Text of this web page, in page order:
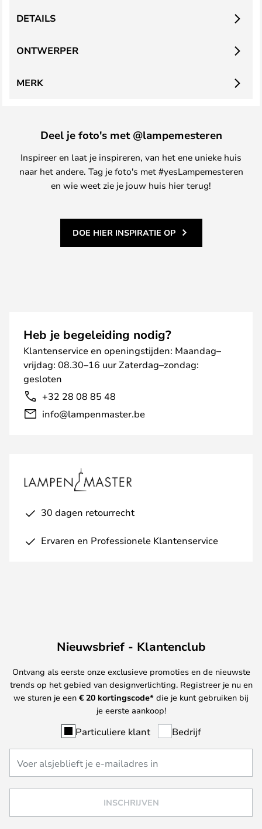
DETAILS
ONTWERPER
MERK
Deel je foto's met @lampemesteren
Inspireer en laat je inspireren, van het ene unieke huis
naar het andere. Tag je foto's met #yesLampemesteren
en wie weet zie je jouw huis hier terug!
DOE HIER INSPIRATIE OP
Heb je begeleiding nodig?
Klantenservice en openingstijden: Maandag–
vrijdag: 08.30–16 uur Zaterdag–zondag:
gesloten
+32 28 08 85 48
info@lampenmaster.be
30 dagen retourrecht
Ervaren en Professionele Klantenservice
Nieuwsbrief - Klantenclub
Ontvang als eerste onze exclusieve promoties en de nieuwste
trends op het gebied van designverlichting. Registreer je nu en
we sturen je een € 20 kortingscode* die je kunt gebruiken bij
je eerste aankoop!
Particuliere klant Bedrijf
INSCHRIJVEN